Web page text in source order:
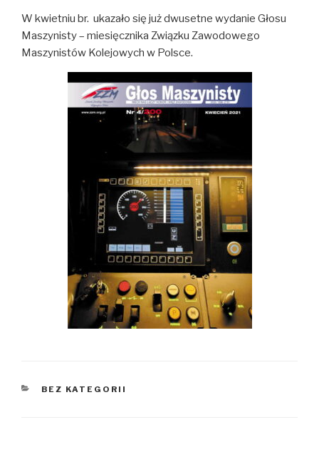
W kwietniu br. ukazało się już dwusetne wydanie Głosu
Maszynisty – miesięcznika Związku Zawodowego
Maszynistów Kolejowych w Polsce.
KATEGORIE
BEZ KATEGORII